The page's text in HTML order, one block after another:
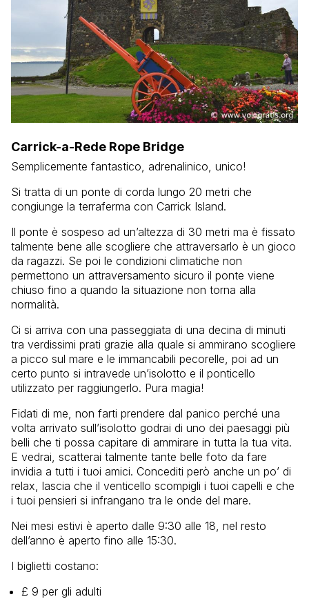
Carrick-a-Rede Rope Bridge
Semplicemente fantastico, adrenalinico, unico!
Si tratta di un ponte di corda lungo 20 metri che
congiunge la terraferma con Carrick Island.
Il ponte è sospeso ad un’altezza di 30 metri ma è fissato
talmente bene alle scogliere che attraversarlo è un gioco
da ragazzi. Se poi le condizioni climatiche non
permettono un attraversamento sicuro il ponte viene
chiuso fino a quando la situazione non torna alla
normalità.
Ci si arriva con una passeggiata di una decina di minuti
tra verdissimi prati grazie alla quale si ammirano scogliere
a picco sul mare e le immancabili pecorelle, poi ad un
certo punto si intravede un’isolotto e il ponticello
utilizzato per raggiungerlo. Pura magia!
Fidati di me, non farti prendere dal panico perché una
volta arrivato sull’isolotto godrai di uno dei paesaggi più
belli che ti possa capitare di ammirare in tutta la tua vita.
E vedrai, scatterai talmente tante belle foto da fare
invidia a tutti i tuoi amici. Concediti però anche un po’ di
relax, lascia che il venticello scompigli i tuoi capelli e che
i tuoi pensieri si infrangano tra le onde del mare.
Nei mesi estivi è aperto dalle 9:30 alle 18, nel resto
dell’anno è aperto fino alle 15:30.
I biglietti costano:
£ 9 per gli adulti